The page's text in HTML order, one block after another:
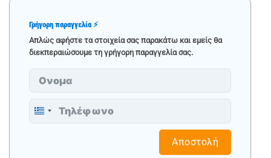
Γρήγορη παραγγελία ⚡
Απλώς αφήστε τα στοιχεία σας παρακάτω και εμείς θα
διεκπεραιώσουμε τη γρήγορη παραγγελία σας.
Greece
Αποστολή